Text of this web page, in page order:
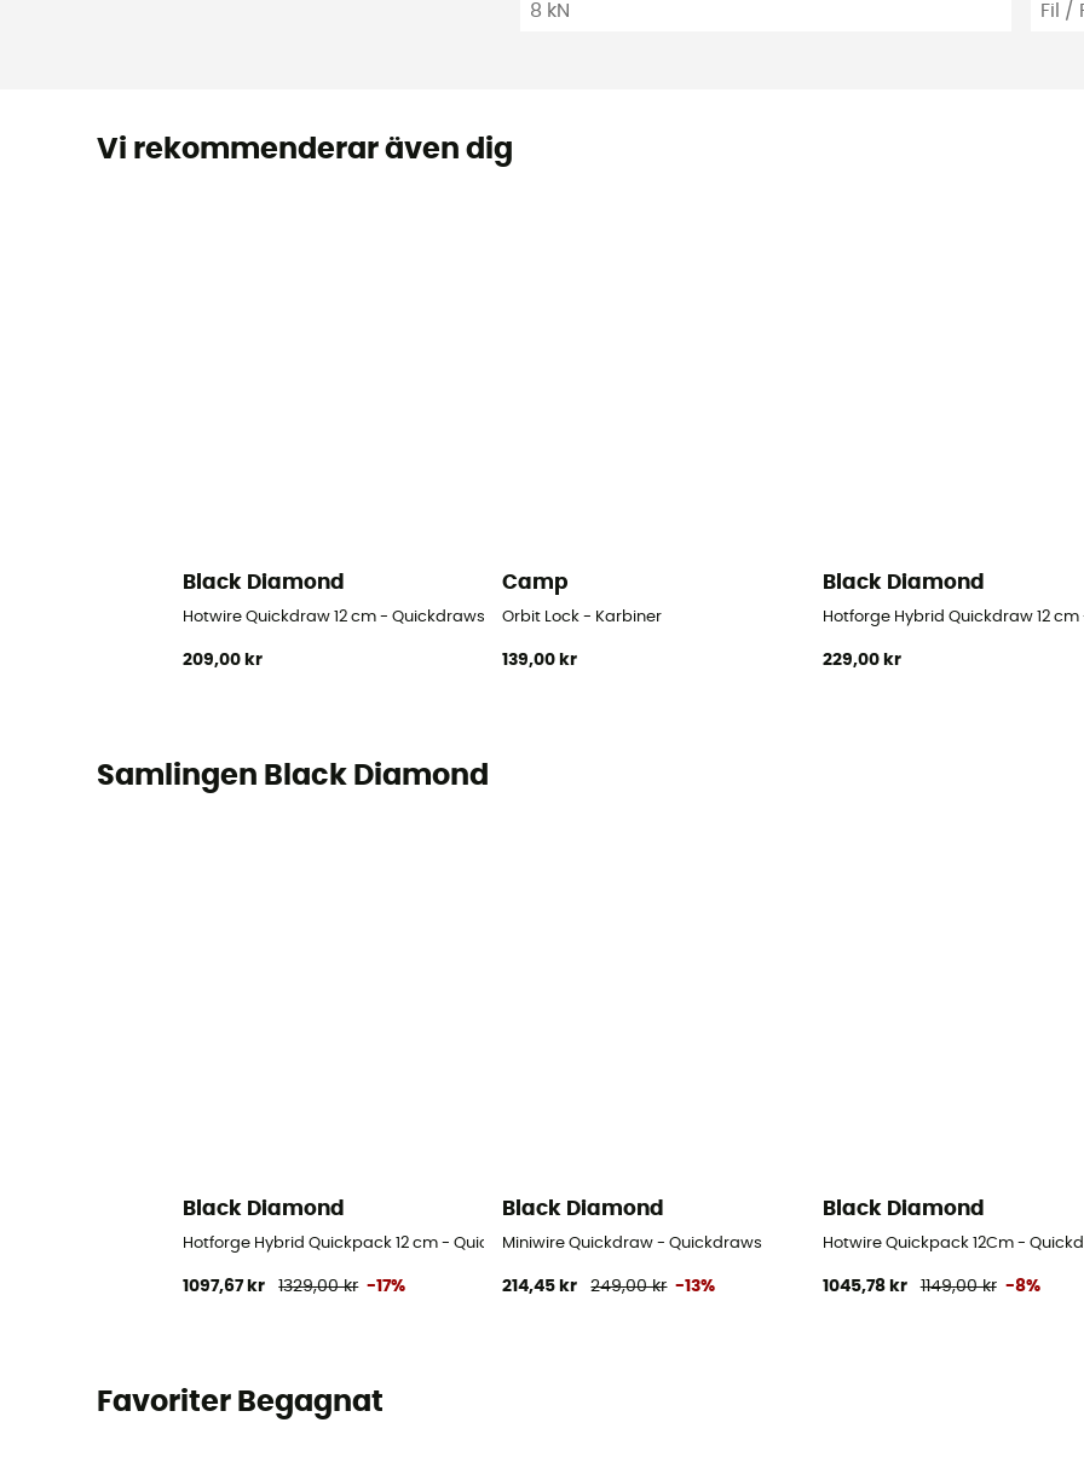
8 kN
Fil /
Vi rekommenderar även dig
Black Diamond
Hotwire Quickdraw 12 cm - Quickdraws
209,00 kr
Camp
Orbit Lock - Karbiner
139,00 kr
Black Diamond
Hotforge Hybrid Quickdraw 12
229,00 kr
Samlingen Black Diamond
Black Diamond
Hotforge Hybrid Quickpack 12 cm - Quickdraws
1097,67 kr 1329,00 kr -17%
Black Diamond
Miniwire Quickdraw - Quickdraws
214,45 kr 249,00 kr -13%
Black Diamond
Hotwire Quickpack 12Cm -
1045,78 kr 1149,00 kr -8%
Favoriter Begagnat